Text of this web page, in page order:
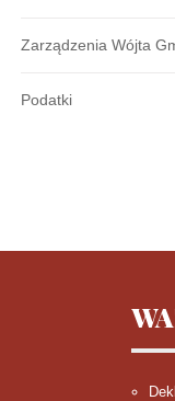
Zarządzenia Wójta
Podatki